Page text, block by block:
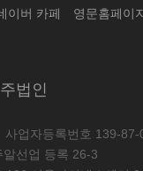
이버 카페 영문홈페이
법인
사업자등록번호 139-87-
알선업 등록 26-3